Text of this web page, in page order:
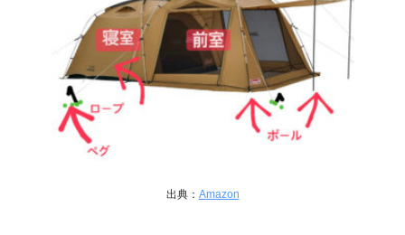
出典： Amazon